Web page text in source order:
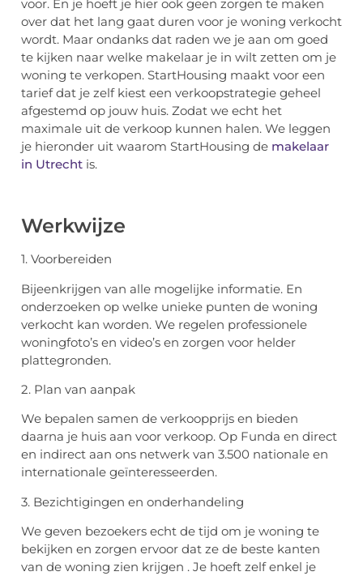
voor. En je hoeft je hier ook geen zorgen te maken
over dat het lang gaat duren voor je woning verkocht
wordt. Maar ondanks dat raden we je aan om goed
te kijken naar welke makelaar je in wilt zetten om je
woning te verkopen. StartHousing maakt voor een
tarief dat je zelf kiest een verkoopstrategie geheel
afgestemd op jouw huis. Zodat we echt het
maximale uit de verkoop kunnen halen. We leggen
je hieronder uit waarom StartHousing de makelaar
in Utrecht is.
Werkwijze
1. Voorbereiden
Bijeenkrijgen van alle mogelijke informatie. En
onderzoeken op welke unieke punten de woning
verkocht kan worden. We regelen professionele
woningfoto’s en video’s en zorgen voor helder
plattegronden.
2. Plan van aanpak
We bepalen samen de verkoopprijs en bieden
daarna je huis aan voor verkoop. Op Funda en direct
en indirect aan ons netwerk van 3.500 nationale en
internationale geïnteresseerden.
3. Bezichtigingen en onderhandeling
We geven bezoekers echt de tijd om je woning te
bekijken en zorgen ervoor dat ze de beste kanten
van de woning zien krijgen . Je hoeft zelf enkel je